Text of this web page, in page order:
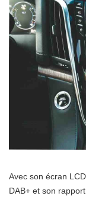
Avec son écran
DAB+ et son